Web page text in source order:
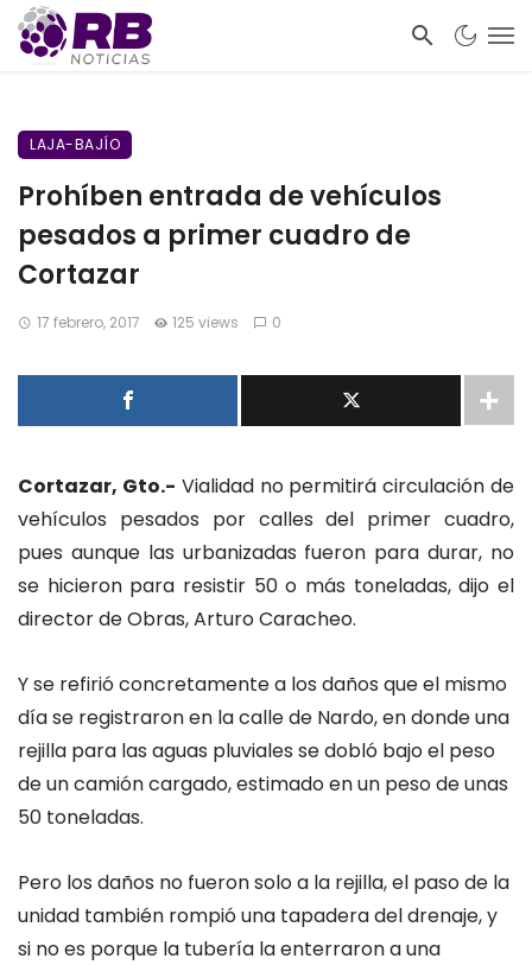
LAJA-BAJÍO
Prohíben entrada de vehículos
pesados a primer cuadro de
Cortazar
17 febrero, 2017 125 views 0
Cortazar, Gto.- Vialidad no permitirá circulación de
vehículos pesados por calles del primer cuadro,
pues aunque las urbanizadas fueron para durar, no
se hicieron para resistir 50 o más toneladas, dijo el
director de Obras, Arturo Caracheo.
Y se refirió concretamente a los daños que el mismo
día se registraron en la calle de Nardo, en donde una
rejilla para las aguas pluviales se dobló bajo el peso
de un camión cargado, estimado en un peso de unas
50 toneladas.
Pero los daños no fueron solo a la rejilla, el paso de la
unidad también rompió una tapadera del drenaje, y
si no es porque la tubería la enterraron a una